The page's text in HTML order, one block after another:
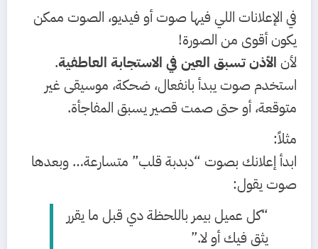
في الإعلانات اللي فيها صوت أو فيديو، الصوت ممكن
يكون أقوى من الصورة!
لأن الأذن تسبق العين في الاستجابة العاطفية.
استخدم صوت يبدأ بانفعال، ضحكة، موسيقى غير
متوقعة، أو حتى صمت قصير يسبق المفاجأة.
مثلاً:
ابدأ إعلانك بصوت “دبدبة قلب” متسارعة… وبعدها
صوت يقول:
“كل عميل بيمر باللحظة دي قبل ما يقرر
يثق فيك أو لا.”